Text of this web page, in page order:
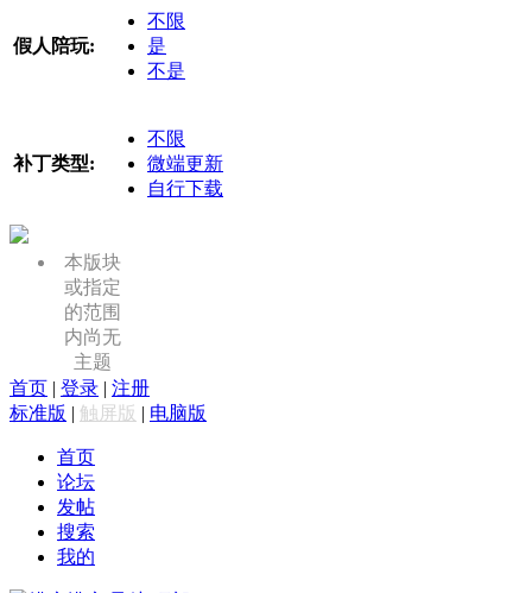
假人陪玩:
不限
是
不是
补丁类型:
不限
微端更新
自行下载
本版块
或指定
的范围
内尚无
主题
首页 | 登录 | 注册
标准版 | 触屏版 | 电脑版
首页
论坛
发帖
搜索
我的